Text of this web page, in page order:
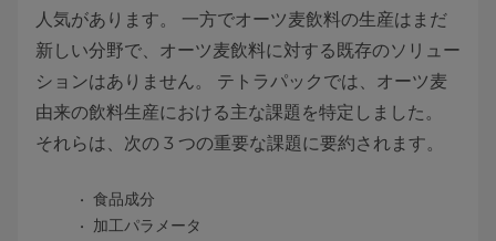
人気があります。 一方でオーツ麦飲料の生産はまだ
新しい分野で、オーツ麦飲料に対する既存のソリュー
ションはありません。 テトラパックでは、オーツ麦
由来の飲料生産における主な課題を特定しました。
それらは、次の 3 つの重要な課題に要約されます。
食品成分
加工パラメータ